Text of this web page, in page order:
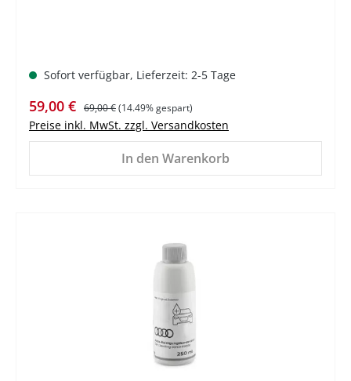
Sofort verfügbar, Lieferzeit: 2-5 Tage
Verkaufspreis:
59,00 € Regulärer Preis:
69,00 €(14.49% gespart)
Preise inkl. MwSt. zzgl. Versandkosten
In den Warenkorb